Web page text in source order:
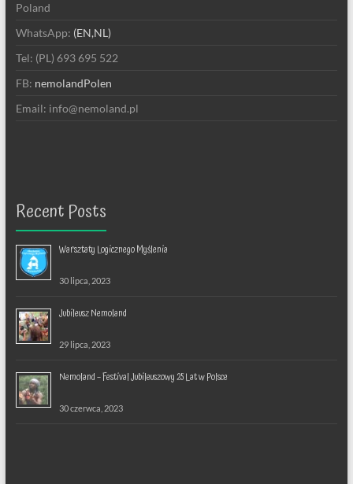
Poland
WhatsApp: (EN,NL)
Tel: (PL) 693 695 522
FB: nemolandPolen
Email: info@nemoland.pl
Recent Posts
Warsztaty Logicznego Myślenia
30 lipca, 2023
Jubileusz Nemoland
29 lipca, 2023
Nemoland – Festival Jubileuszowy 25 Lat w Polsce
30 czerwca, 2023